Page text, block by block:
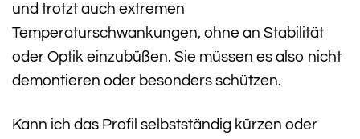
und trotzt auch extremen
Temperaturschwankungen, ohne an Stabilität
oder Optik einzubüßen. Sie müssen es also nicht
demontieren oder besonders schützen.
Kann ich das Profil selbstständig kürzen oder